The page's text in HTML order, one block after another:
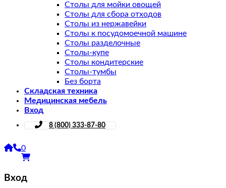
Столы для мойки овощей
Столы для сбора отходов
Столы из нержавейки
Столы к посудомоечной машине
Столы разделочные
Столы-купе
Столы кондитерские
Столы-тумбы
Без борта
Складская техника
Медицинская мебель
Вход
8 (800) 333-87-80
0
Вход